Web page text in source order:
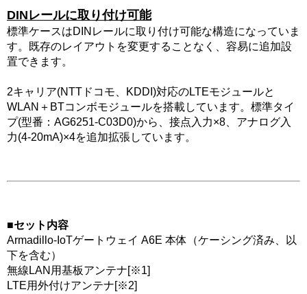
DINレールに取り付け可能
標準ケースはDINレールに取り付け可能な構造になっていま
す。既存のレイアウトを変更することなく、容易に追加設
置できます。
2キャリア(NTTドコモ、KDDI)対応のLTEモジュールと
WLAN＋BTコンボモジュールを搭載しています。標準タイ
プ(型番：AG6251-C03D0)から、接点入力×8、アナログ入
力(4-20mA)×4を追加拡張しています。
■セット内容
Armadillo-IoTゲートウェイ A6E 本体（ケーシング済み、以
下を含む）
無線LAN用基板アンテナ[※1]
LTE用外付けアンテナ[※2]